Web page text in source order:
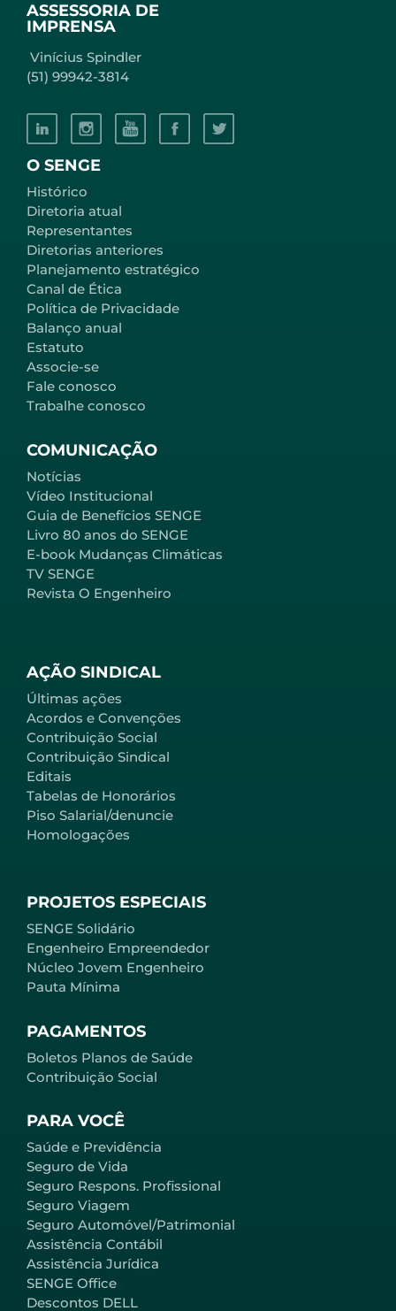
PARA VOCÊ
Saúde e Previdência
Seguro de Vida
Seguro Respons. Profissional
Seguro Viagem
Seguro Automóvel/Patrimonial
Assistência Contábil
Assistência Jurídica
SENGE Office
Descontos DELL
AÇÃO SINDICAL
Últimas ações
Acordos e Convenções
Contribuição Social
Contribuição Sindical
Editais
Tabelas de Honorários
Piso Salarial/denuncie
Homologações
PROJETOS ESPECIAIS
SENGE Solidário
Engenheiro Empreendedor
Núcleo Jovem Engenheiro
Pauta Mínima
PAGAMENTOS
Boletos Planos de Saúde
Contribuição Social
O SENGE
Histórico
Diretoria atual
Representantes
Diretorias anteriores
Planejamento estratégico
Canal de Ética
Política de Privacidade
Balanço anual
Estatuto
Associe-se
Fale conosco
Trabalhe conosco
COMUNICAÇÃO
Notícias
Vídeo Institucional
Guia de Benefícios SENGE
Livro 80 anos do SENGE
E-book Mudanças Climáticas
TV SENGE
Revista O Engenheiro
ASSESSORIA DE
IMPRENSA
Vinícius Spindler
(51) 99942-3814